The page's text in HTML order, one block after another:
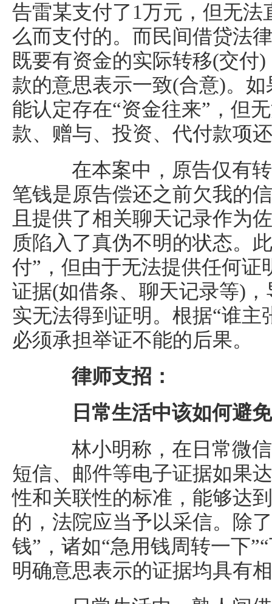
告雷某支付了1万元，但无
么而支付的。而民间借贷法
既要有资金的实际转移(交付
款的意思表示一致(合意)。
能认定存在“资金往来”，但
款、赠与、投资、代付款项
在本案中，原告仅有转
笔钱是原告偿还之前欠我的
且提供了相关聊天记录作为
质陷入了真伪不明的状态。
付”，但由于无法提供任何证
证据(如借条、聊天记录等)
实无法得到证明。根据“谁主
必须承担举证不能的后果。
律师支招：
日常生活中该如何避免
林小明称，在日常微信
短信、邮件等电子证据如果
性和关联性的标准，能够达
的，法院应当予以采信。除
钱”，诸如“急用钱周转一下
明确意思表示的证据均具有